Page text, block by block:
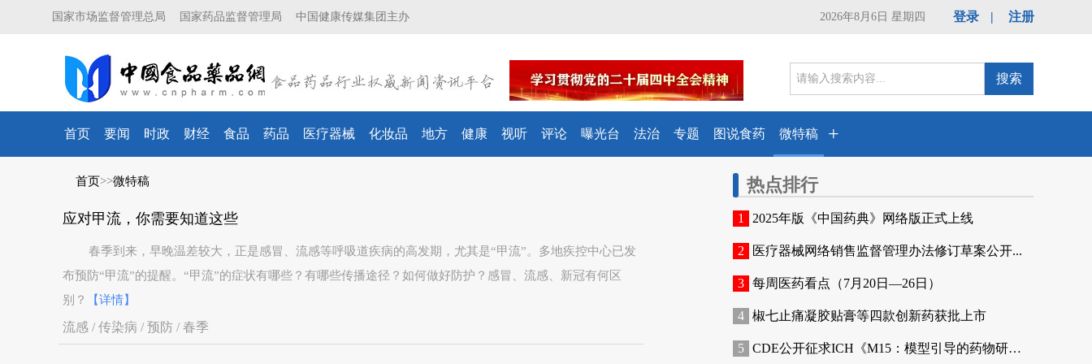
国家市场监督管理总局 国家药品监督管理局 中国健康传媒集团主办 登录 | 注册
2026年8月6日 星期四
搜索
首页 要闻 时政 财经 食品 药品 医疗器械 化妆品 地方 健康 视听 评论 曝光台 法治 专题 图说食药 微特稿 +
首页>>微特稿
应对甲流，你需要知道这些
春季到来，早晚温差较大，正是感冒、流感等呼吸道疾病的高发期，尤其是“甲流”。多地疾控中心已发
布预防“甲流”的提醒。“甲流”的症状有哪些？有哪些传播途径？如何做好防护？感冒、流感、新冠有何区
别？
【详情】
流感 / 传染病 / 预防 / 春季
热点排行
2025年版《中国药典》网络版正式上线
医疗器械网络销售监督管理办法修订草案公开...
每周医药看点（7月20日—26日）
椒七止痛凝胶贴膏等四款创新药获批上市
CDE公开征求ICH《M15：模型引导的药物研发...